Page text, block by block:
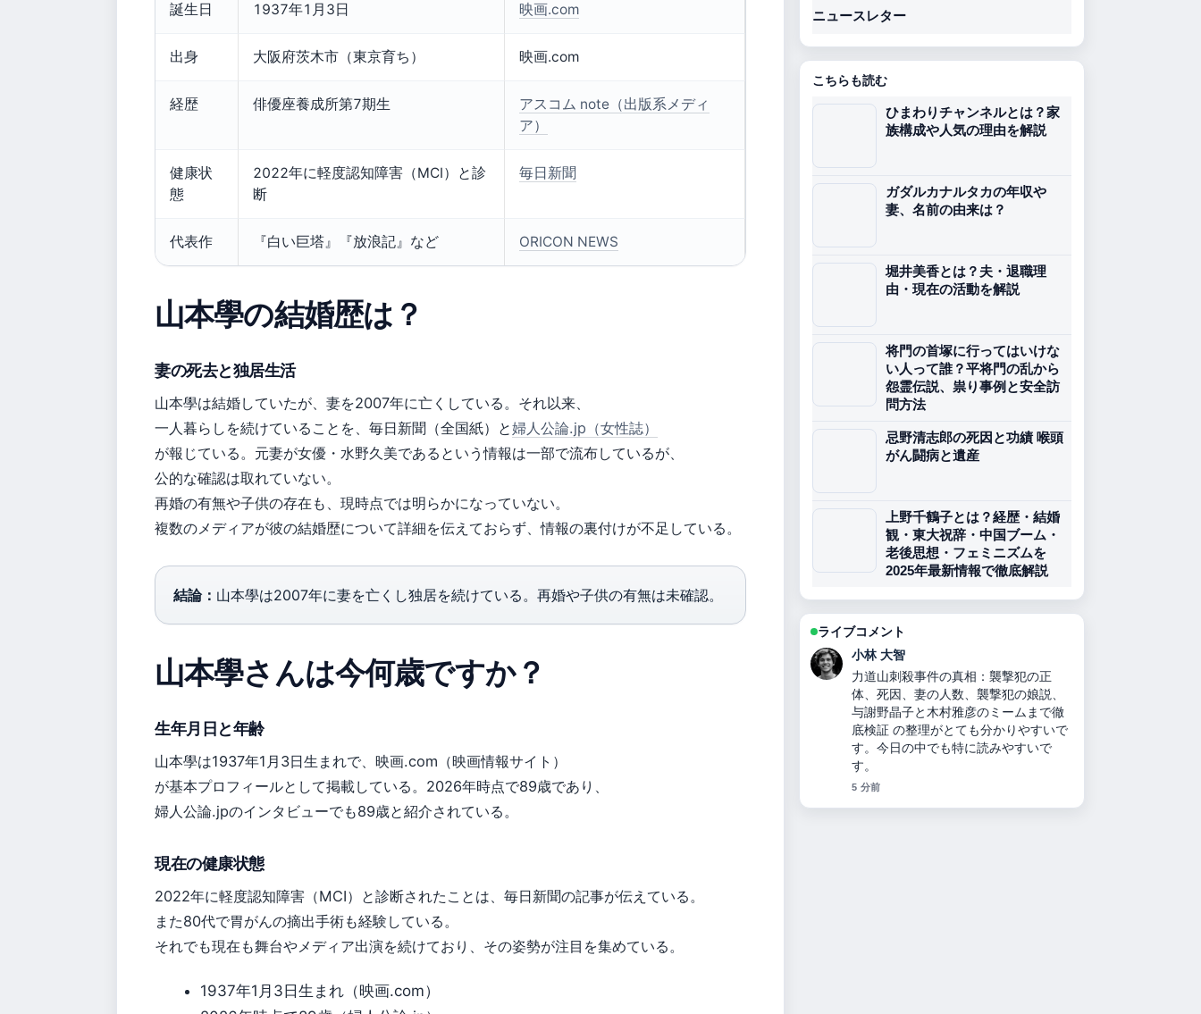
誕生日 1937年1月3日 映画.com
出身 大阪府茨木市（東京育ち） 映画.com
経歴 俳優座養成所第7期生
アスコム note（出版系メディ
ア）
健康状
態
2022年に軽度認知障害（MCI）と診
断
毎日新聞
代表作 『白い巨塔』『放浪記』など ORICON NEWS
山本學の結婚歴は？
妻の死去と独居生活
山本學は結婚していたが、妻を2007年に亡くしている。それ以来、
一人暮らしを続けていることを、毎日新聞（全国紙）と婦人公論.jp（女性誌）
が報じている。元妻が女優・水野久美であるという情報は一部で流布しているが、
公的な確認は取れていない。
再婚の有無や子供の存在も、現時点では明らかになっていない。
複数のメディアが彼の結婚歴について詳細を伝えておらず、情報の裏付けが不足している。
結論： 山本學は2007年に妻を亡くし独居を続けている。再婚や子供の有無は未確認。
山本學さんは今何歳ですか？
生年月日と年齢
山本學は1937年1月3日生まれで、映画.com（映画情報サイト）
が基本プロフィールとして掲載している。2026年時点で89歳であり、
婦人公論.jpのインタビューでも89歳と紹介されている。
現在の健康状態
2022年に軽度認知障害（MCI）と診断されたことは、毎日新聞の記事が伝えている。
また80代で胃がんの摘出手術も経験している。
それでも現在も舞台やメディア出演を続けており、その姿勢が注目を集めている。
1937年1月3日生まれ（映画.com）
ニュースレター
こちらも読む
ひまわりチャンネルとは？家
族構成や人気の理由を解説
ガダルカナルタカの年収や
妻、名前の由来は？
堀井美香とは？夫・退職理
由・現在の活動を解説
将門の首塚に行ってはいけな
い人って誰？平将門の乱から
怨霊伝説、祟り事例と安全訪
問方法
忌野清志郎の死因と功績 喉頭
がん闘病と遺産
上野千鶴子とは？経歴・結婚
観・東大祝辞・中国ブーム・
老後思想・フェミニズムを
2025年最新情報で徹底解説
ライブコメント
小林 大智
力道山刺殺事件の真相：襲撃犯の正
体、死因、妻の人数、襲撃犯の娘説、
与謝野晶子と木村雅彦のミームまで徹
底検証 の整理がとても分かりやすいで
す。今日の中でも特に読みやすいで
す。
5 分前